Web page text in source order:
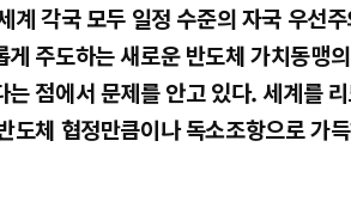
계 각국 모두 일정 수준의 자국 우선
게 주도하는 새로운 반도체 가치동맹
는 점에서 문제를 안고 있다. 세계를
도체 협정만큼이나 독소조항으로 가